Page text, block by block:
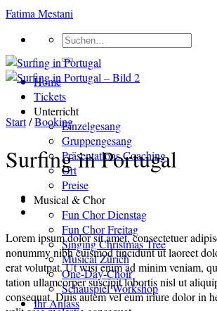
Zum
springen
Fatima Mestani
Suchen
Home
Tickets
Unterricht
Einzelgesang
Gruppengesang
Präsentations Coaching
Ort
Preise
Musical & Chor
Fun Chor Dienstag
Fun Chor Freitag
Singing Christmas Tree
Musical Zürich
One-Day-Choir
Schauspiel Workshop
Ihr Anlass
Start/Booking
Surfing in Portugal
Lorem ipsum dolor sit amet, consectetuer
nonummy nibh euismod tincidunt ut laoreet
erat volutpat. Ut wisi enim ad minim veniam,
tation ullamcorper suscipit lobortis nisl ut
consequat. Duis autem vel eum iriure dolor in